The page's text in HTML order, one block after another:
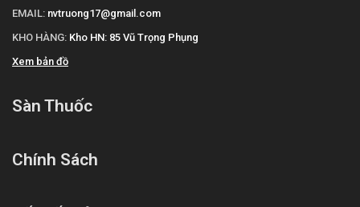
EMAIL: nvtruong17@gmail.com
KHO HÀNG: Kho HN: 85 Vũ Trọng Phụng
Xem bản đồ
Sàn Thuốc
Chính Sách